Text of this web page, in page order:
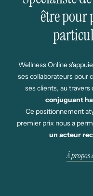
être pour
Wellness Online
ses collaborateurs pour
ses clients, au travers
conjuguant
Ce positionnement
premier prix nous a
un acteur
À